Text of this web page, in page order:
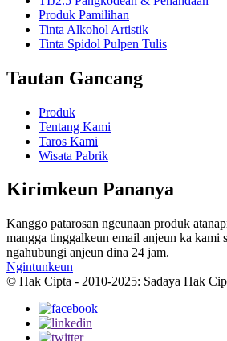
Produk Pamilihan
Tinta Alkohol Artistik
Tinta Spidol Pulpen Tulis
Tautan Gancang
Produk
Tentang Kami
Taros Kami
Wisata Pabrik
Kirimkeun Pananya
Kanggo patarosan ngeunaan produk
mangga tinggalkeun email anjeun ka kami
ngahubungi anjeun dina 24 jam.
Ngintunkeun
© Hak Cipta - 2010-2025: Sadaya Hak